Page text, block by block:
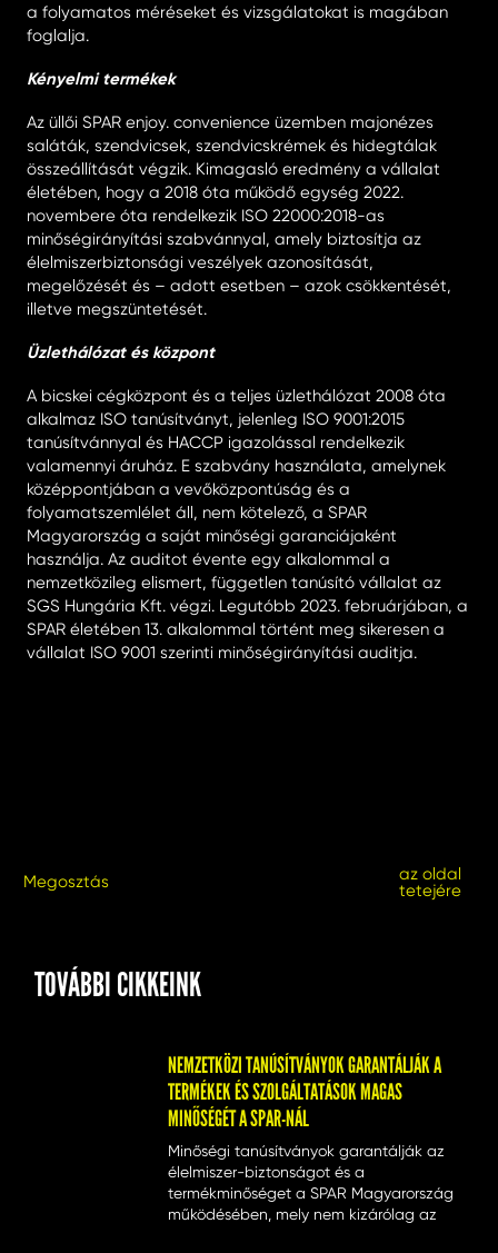
a folyamatos méréseket és vizsgálatokat is magában
foglalja.
Kényelmi termékek
Az üllői SPAR enjoy. convenience üzemben majonézes
saláták, szendvicsek, szendvicskrémek és hidegtálak
összeállítását végzik. Kimagasló eredmény a vállalat
életében, hogy a 2018 óta működő egység 2022.
novembere óta rendelkezik ISO 22000:2018-as
minőségirányítási szabvánnyal, amely biztosítja az
élelmiszerbiztonsági veszélyek azonosítását,
megelőzését és – adott esetben – azok csökkentését,
illetve megszüntetését.
Üzlethálózat és központ
A bicskei cégközpont és a teljes üzlethálózat 2008 óta
alkalmaz ISO tanúsítványt, jelenleg ISO 9001:2015
tanúsítvánnyal és HACCP igazolással rendelkezik
valamennyi áruház. E szabvány használata, amelynek
középpontjában a vevőközpontúság és a
folyamatszemlélet áll, nem kötelező, a SPAR
Magyarország a saját minőségi garanciájaként
használja. Az auditot évente egy alkalommal a
nemzetközileg elismert, független tanúsító vállalat az
SGS Hungária Kft. végzi. Legutóbb 2023. februárjában, a
SPAR életében 13. alkalommal történt meg sikeresen a
vállalat ISO 9001 szerinti minőségirányítási auditja.
Megosztás
az oldal
tetejére
TOVÁBBI CIKKEINK
NEMZETKÖZI TANÚSÍTVÁNYOK GARANTÁLJÁK A
TERMÉKEK ÉS SZOLGÁLTATÁSOK MAGAS
MINŐSÉGÉT A SPAR-NÁL
Minőségi tanúsítványok garantálják az
élelmiszer-biztonságot és a
termékminőséget a SPAR Magyarország
működésében, mely nem kizárólag az